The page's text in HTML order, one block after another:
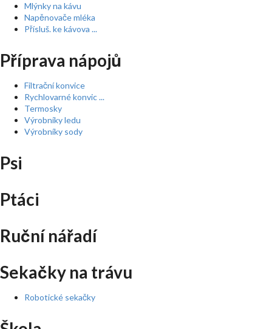
Mlýnky na kávu
Napěnovače mléka
Přísluš. ke kávova ...
Příprava nápojů
Filtrační konvice
Rychlovarné konvic ...
Termosky
Výrobníky ledu
Výrobníky sody
Psi
Ptáci
Ruční nářadí
Sekačky na trávu
Robotické sekačky